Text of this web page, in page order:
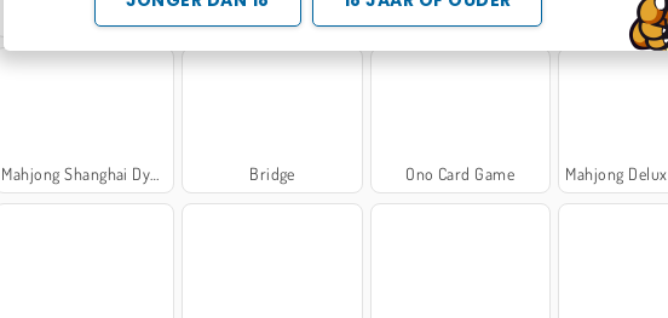
Hearts: Classic Mahjong Deluxe 2 Scala
Mahjong Shanghai Dynasty Bridge Ono Card Game Mahjong